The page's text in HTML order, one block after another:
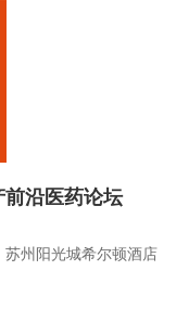
前沿医药论坛
苏州阳光城希尔顿酒店